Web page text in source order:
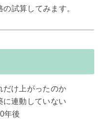
試算してみます。
だけ上がったのか
に連動していない
年後